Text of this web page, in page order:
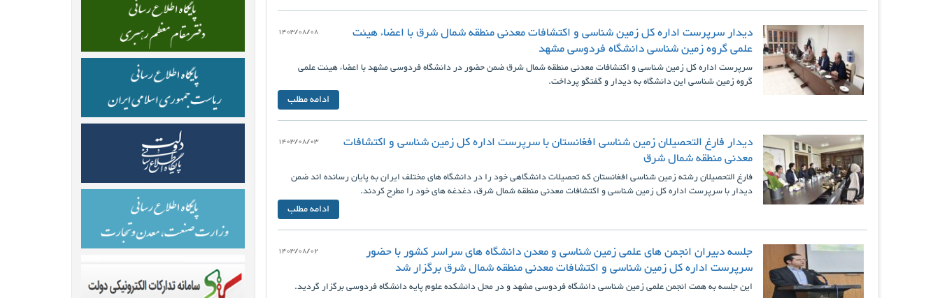
دیدار سرپرست اداره کل زمین شناسی و اکتشافات معدنی منطقه شمال شرق با اعضاء هیئت
علمی گروه زمین شناسی دانشگاه فردوسی مشهد
سرپرست اداره کل زمین شناسی و اکتشافات معدنی منطقه شمال شرق ضمن حضور در دانشگاه فردوسی مشهد با اعضاء هیئت علمی
گروه زمین شناسی این دانشگاه به دیدار و گفتگو پرداخت.
ادامه مطلب
1403/08/08
دیدار فارغ التحصیلان زمین شناسی افغانستان با سرپرست اداره کل زمین شناسی و اکتشافات
معدنی منطقه شمال شرق
فارغ التحصیلان رشته زمین شناسی افغانستان که تحصیلات دانشگاهی خود را در دانشگاه های مختلف ایران به پایان رسانده اند ضمن
دیدار با سرپرست اداره کل زمین شناسی و اکتشافات معدنی منطقه شمال شرق، دغدغه های خود را مطرح کردند.
ادامه مطلب
1403/08/03
جلسه دبیران انجمن های علمی زمین شناسی و معدن دانشگاه های سراسر کشور با حضور
سرپرست اداره کل زمین شناسی و اکتشافات معدنی منطقه شمال شرق برگزار شد
این جلسه به همت انجمن علمی زمین شناسی دانشگاه فردوسی مشهد و در محل دانشکده علوم پایه دانشگاه فردوسی برگزار گردید.
1403/08/02